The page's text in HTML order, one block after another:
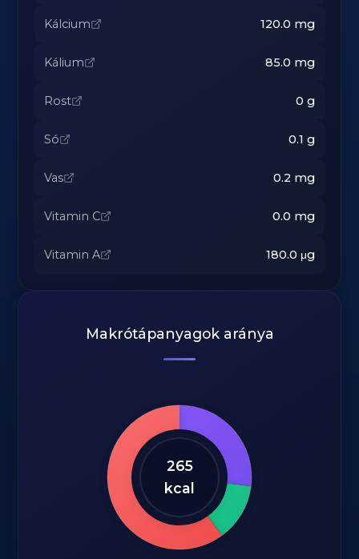
Kálcium 120.0 mg
Kálium 85.0 mg
Rost 0 g
Só 0.1 g
Vas 0.2 mg
Vitamin C 0.0 mg
Vitamin A 180.0 μg
Makrótápanyagok aránya
265
kcal